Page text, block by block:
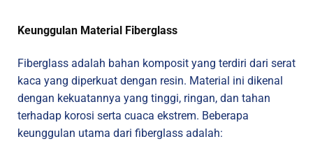
Keunggulan Material Fiberglass
Fiberglass adalah bahan komposit yang terdiri dari serat
kaca yang diperkuat dengan resin. Material ini dikenal
dengan kekuatannya yang tinggi, ringan, dan tahan
terhadap korosi serta cuaca ekstrem. Beberapa
keunggulan utama dari fiberglass adalah: